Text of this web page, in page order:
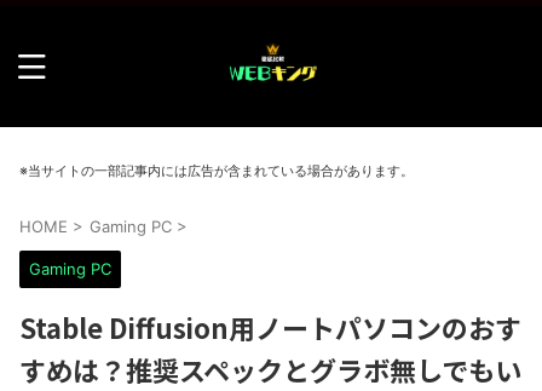
※当サイトの一部記事内には広告が含まれている場合があります。
HOME > Gaming PC >
Gaming PC
Stable Diffusion用ノートパソコンのおす
すめは？推奨スペックとグラボ無しでもい